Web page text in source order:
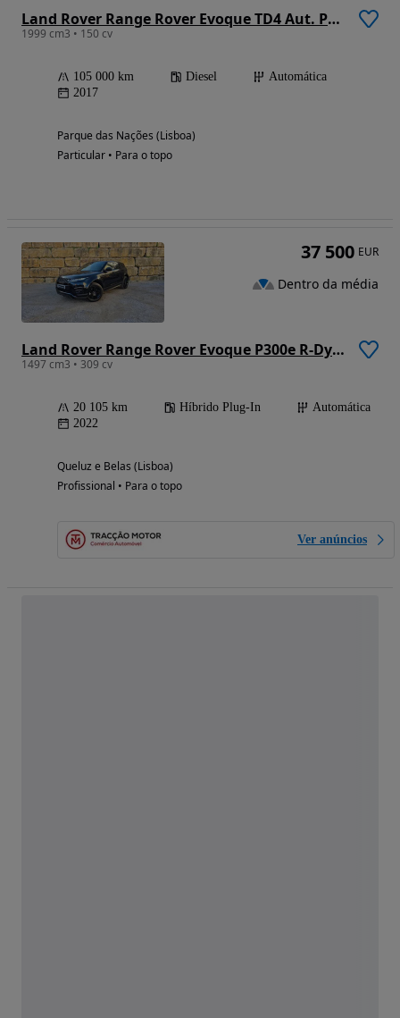
Land Rover Range Rover Evoque TD4 Aut. Pure
1999 cm3 • 150 cv
105 000 km Diesel
Automática
2017
Parque das Nações (Lisboa)
Particular • Para o topo
Land Rover Range Rover Evoque P300e R-Dynamic
1497 cm3 • 309 cv
20 105 km Híbrido Plug-In
Automática
2022
Queluz e Belas (Lisboa)
Profissional • Para o topo
Ver anúncios
37 500 EUR
Dentro da média